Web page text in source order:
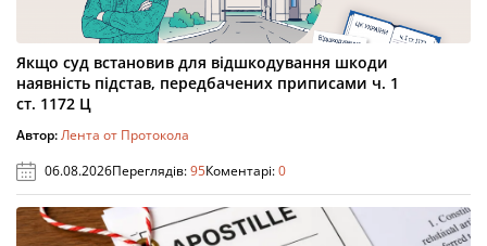
Якщо суд встановив для відшкодування шкоди
наявність підстав, передбачених приписами ч. 1
ст. 1172 Ц
Автор:Лента от Протокола
06.08.2026Переглядів:95Коментарі:0